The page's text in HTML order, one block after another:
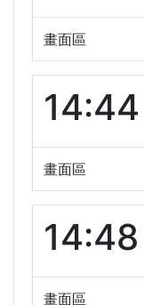
畫面區
畫面區
畫面區